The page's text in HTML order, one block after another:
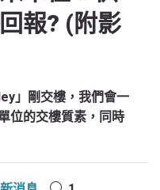
報? (附影
」剛交樓，我們會一
位的交樓質素，同時